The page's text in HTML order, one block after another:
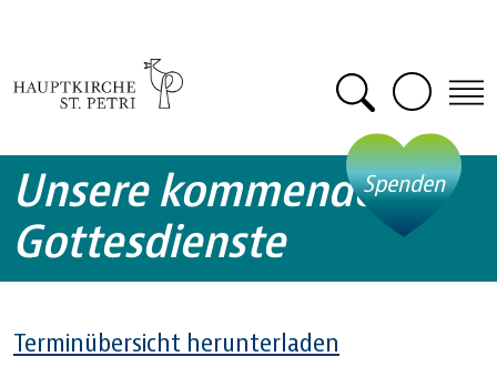
Suche
Spenden-
Unsere kommenden
Gottesdienste
Terminübersicht herunterladen